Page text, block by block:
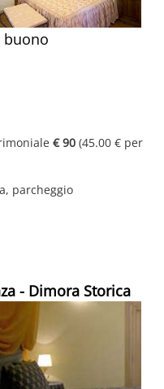
buono
€ 90 (45.00 € per
parcheggio
- Dimora Storica